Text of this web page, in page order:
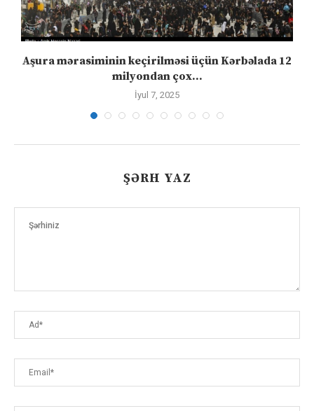
Aşura mərasiminin keçirilməsi üçün Kərbəlada 12
milyondan çox...
İyul 7, 2025
ŞƏRH YAZ